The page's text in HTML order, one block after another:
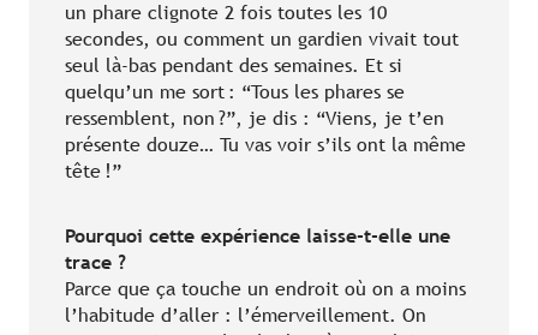
un phare clignote 2 fois toutes les 10
secondes, ou comment un gardien vivait tout
seul là-bas pendant des semaines. Et si
quelqu’un me sort : “Tous les phares se
ressemblent, non ?”, je dis : “Viens, je t’en
présente douze… Tu vas voir s’ils ont la même
tête !”
Pourquoi cette expérience laisse-t-elle une
trace ?
Parce que ça touche un endroit où on a moins
l’habitude d’aller : l’émerveillement. On